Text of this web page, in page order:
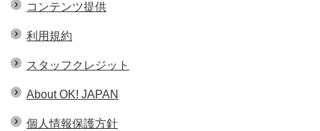
コンテンツ提供
利用規約
スタッフクレジット
About OK! JAPAN
個人情報保護方針